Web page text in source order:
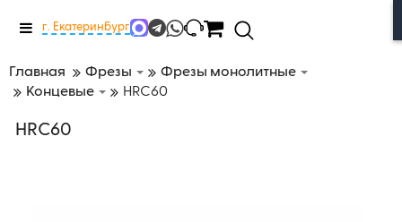
Меню
г. Екатеринбург
Главная Фрезы
Фрезы монолитные
Концевые
HRC60
HRC60